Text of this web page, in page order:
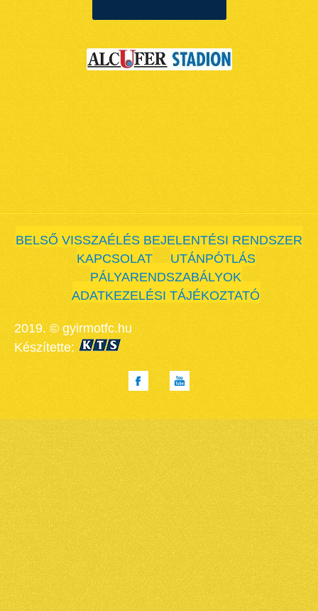
BELSŐ VISSZAÉLÉS BEJELENTÉSI RENDSZER
KAPCSOLAT
UTÁNPÓTLÁS
PÁLYARENDSZABÁLYOK
ADATKEZELÉSI TÁJÉKOZTATÓ
2019. © gyirmotfc.hu
Készítette: